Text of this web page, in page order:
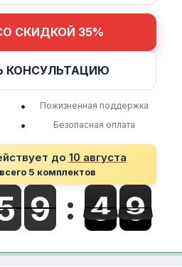
СКИДКОЙ 35%
КОНСУЛЬТАЦИЮ
•
Пожизненная поддержка
• Безопасная оплата
до 10 августа
5 комплектов